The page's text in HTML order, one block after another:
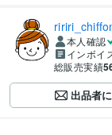
本人確認
インボイ
総販売実績
出品者